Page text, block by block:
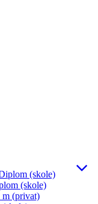
(skole)
(skole)
m (privat)